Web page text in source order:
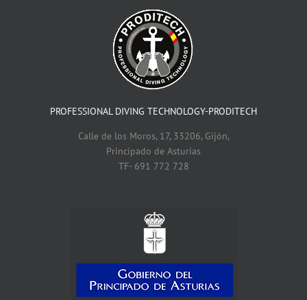
PROFESSIONAL DIVING TECHNOLOGY-PRODITECH
Calle de los Moros, 17, 33206, Gijón,
Principado de Asturias
TF- 691 772 728